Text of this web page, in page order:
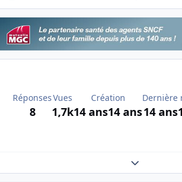
Réponses
8
Vues
1,7k
Création
14 ans14 ans
Dernière
14 ans
Expand